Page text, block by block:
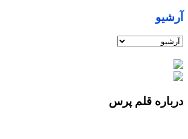
آرشیو
درباره قلم پرس